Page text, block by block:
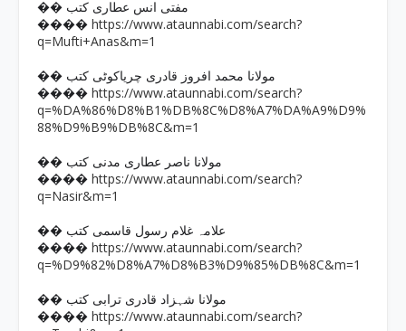
�� مفتی انس عطاری کتب
���� https://www.ataunnabi.com/search?
q=Mufti+Anas&m=1
�� مولانا محمد افروز قادری چریاکوٹی کتب
���� https://www.ataunnabi.com/search?
q=%DA%86%D8%B1%DB%8C%D8%A7%DA%A9%D9%
88%D9%B9%DB%8C&m=1
�� مولانا ناصر عطاری مدنی کتب
���� https://www.ataunnabi.com/search?
q=Nasir&m=1
�� علامہ غلام رسول قاسمی کتب
���� https://www.ataunnabi.com/search?
q=%D9%82%D8%A7%D8%B3%D9%85%DB%8C&m=1
�� مولانا شہزاد قادری ترابی کتب
���� https://www.ataunnabi.com/search?